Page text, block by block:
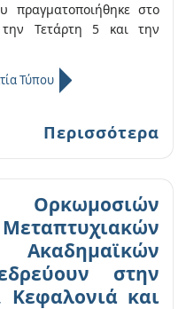
στο
Τετάρτη 5 και την
Τύπου
Περισσότερα
στην
Κεφαλονιά και